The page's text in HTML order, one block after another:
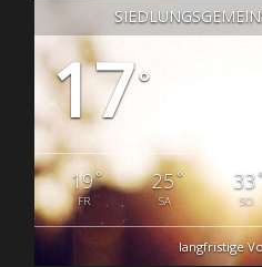
17°
19°
FR
25°
SA
33
SO
langfristige